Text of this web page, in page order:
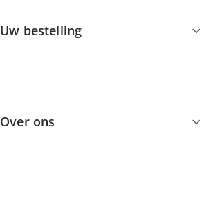
Uw bestelling
Over ons